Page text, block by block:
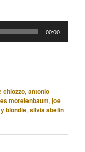
00:00
chiozzo,antonio
morelenbaum,joe
blondie,silvia abelin |